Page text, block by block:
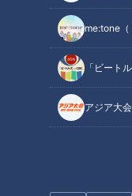
me:tone（
「ビート
アジア大
「どうしよう、まじ悩
長ドストライク男子の
揺れ動く女子…まさか
角関係！？